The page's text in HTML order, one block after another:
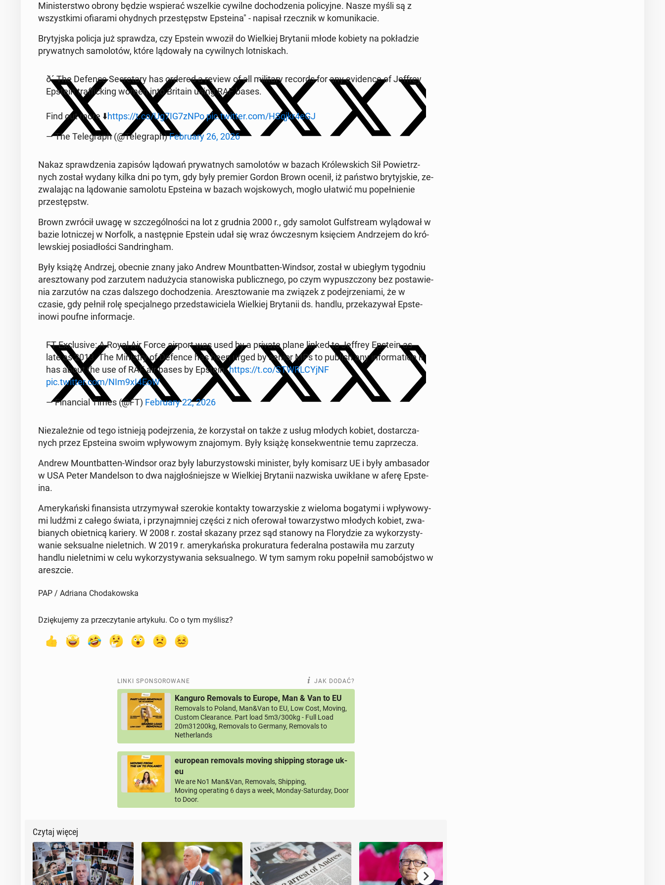
Mi­ni­ster­stwo obrony będzie wspie­rać wszel­kie cywilne do­cho­dze­nia po­li­cyj­ne. Nasze myśli są z
wszyst­ki­mi ofia­ra­mi ohyd­nych prze­stępstw Ep­ste­ina" - napisał rzecz­nik w ko­mu­ni­ka­cie.
Bry­tyj­ska policja już spraw­dza, czy Epstein wwoził do Wiel­kiej Bry­ta­nii młode kobiety na po­kła­dzie
pry­wat­nych sa­mo­lo­tów, które lą­do­wa­ły na cy­wil­nych lot­ni­skach.
ð´ The Defence Se­cre­ta­ry has ordered a review of all mi­li­ta­ry records for any evi­den­ce of Jeffrey
Epstein traf­fic­king women into Britain using RAF bases.
Find out more ⬇️https://t.co/Ug7IG7zNPopic.twitter.com/HSqjkr4eGJ
— The Te­le­graph (@Te­le­graph)Fe­bru­ary 26, 2026
Nakaz spraw­dze­nia zapisów lądowań pry­wat­nych sa­mo­lo­tów w bazach Kró­lew­skich Sił Po­wietrz­
nych został wydany kilka dni po tym, gdy były premier Gordon Brown ocenił, iż państwo bry­tyj­skie, ze­
zwa­la­jąc na lą­do­wa­nie sa­mo­lo­tu Ep­ste­ina w bazach woj­sko­wych, mogło ułatwić mu po­peł­nie­nie
prze­stępstw.
Brown zwrócił uwagę w szcze­gól­no­ści na lot z grudnia 2000 r., gdy samolot Gul­fstre­am wy­lą­do­wał w
bazie lot­ni­czej w Norfolk, a na­stęp­nie Epstein udał się wraz ów­cze­snym księ­ciem An­drze­jem do kró­
lew­skiej po­sia­dło­ści San­drin­gham.
Były książę Andrzej, obecnie znany jako Andrew Mo­unt­bat­ten-Windsor, został w ubie­głym ty­go­dniu
aresz­to­wa­ny pod za­rzu­tem nad­uży­cia sta­no­wi­ska pu­blicz­ne­go, po czym wy­pusz­czo­ny bez po­sta­wie­
nia za­rzu­tów na czas dal­sze­go do­cho­dze­nia. Aresz­to­wa­nie ma związek z po­dej­rze­nia­mi, że w
czasie, gdy pełnił rolę spe­cjal­ne­go przed­sta­wi­cie­la Wiel­kiej Bry­ta­nii ds. handlu, prze­ka­zy­wał Ep­ste­
ino­wi poufne in­for­ma­cje.
FT Exc­lu­si­ve: A Royal Air Force airport was used by a private plane linked to Jeffrey Epstein as
late as 2013. The Mi­ni­stry of Defence has been urged by senior MPs to publish any in­for­ma­tion it
has about the use of RAF air bases by Epstein.https://t.co/STWRL­CYjNF
pic.twitter.com/NIm9xI4EoW
— Fi­nan­cial Times (@FT) Fe­bru­ary 22, 2026
Nie­za­leż­nie od tego ist­nie­ją po­dej­rze­nia, że ko­rzy­stał on także z usług młodych kobiet, do­star­cza­
nych przez Ep­ste­ina swoim wpły­wo­wym zna­jo­mym. Były książę kon­se­kwent­nie temu za­prze­cza.
Andrew Mo­unt­bat­ten-Windsor oraz były la­bu­rzy­stow­ski mi­ni­ster, były ko­mi­sarz UE i były am­ba­sa­dor
w USA Peter Man­del­son to dwa naj­gło­śniej­sze w Wiel­kiej Bry­ta­nii na­zwi­ska uwi­kła­ne w aferę Ep­ste­
ina.
Ame­ry­kań­ski fi­nan­si­sta utrzy­my­wał sze­ro­kie kon­tak­ty to­wa­rzy­skie z wieloma bo­ga­ty­mi i wpły­wo­wy­
mi ludźmi z całego świata, i przy­naj­mniej części z nich ofe­ro­wał to­wa­rzy­stwo młodych kobiet, zwa­
bia­nych obiet­ni­cą kariery. W 2008 r. został skazany przez sąd stanowy na Flo­ry­dzie za wy­ko­rzy­sty­
wa­nie sek­su­al­ne nie­let­nich. W 2019 r. ame­ry­kań­ska pro­ku­ra­tu­ra fe­de­ral­na po­sta­wi­ła mu zarzuty
handlu nie­let­ni­mi w celu wy­ko­rzy­sty­wa­nia sek­su­al­ne­go. W tym samym roku po­peł­nił sa­mo­bój­stwo w
aresz­cie.
PAP / Adriana Chodakowska
Dziękujemy za przeczytanie artykułu. Co o tym myślisz?
LINKI SPONSOROWANE JAK DODAĆ?
Kanguro Removals to Europe, Man & Van to EU
Removals to Poland, Man&Van to EU, Low Cost, Moving,
Custom Clearance. Part load 5m3/300kg - Full Load
20m31200kg, Removals to Germany, Removals to
Netherlands
european removals moving shipping storage uk-
eu
We are No1 Man&Van, Removals, Shipping,
Moving operating 6 days a week, Monday-Saturday, Door
to Door.
Czytaj więcej